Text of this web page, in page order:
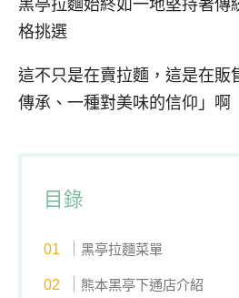
黑亭拉麵始終如一地堅持著傳
格挑選
這不只是在賣拉麵，這是在販
傳承、一種對美味的信仰」啊
目錄
黑亭拉麵菜單
熊本黑亭下通店介紹